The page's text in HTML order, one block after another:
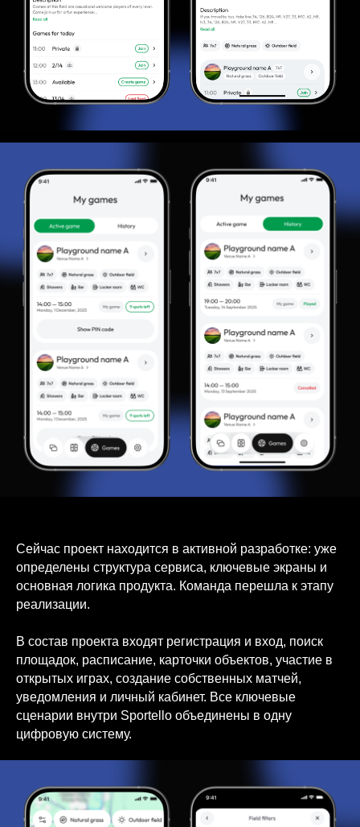
Сейчас проект находится в активной разработке: уже
определены структура сервиса, ключевые экраны и
основная логика продукта. Команда перешла к этапу
реализации.
В состав проекта входят регистрация и вход, поиск
площадок, расписание, карточки объектов, участие в
открытых играх, создание собственных матчей,
уведомления и личный кабинет. Все ключевые
сценарии внутри Sportello объединены в одну
цифровую систему.